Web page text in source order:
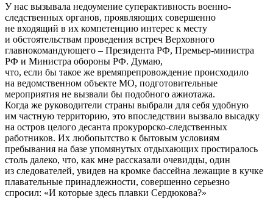
У нас вызывала недоумение суперактивность военно-
следственных органов, проявляющих совершенно
не входящий в их компетенцию интерес к месту
и обстоятельствам проведения встреч Верховного
главнокомандующего – Президента РФ, Премьер-министра
РФ и Министра обороны РФ. Думаю,
что, если бы такое же времяпрепровождение происходило
на ведомственном объекте МО, подготовительные
мероприятия не вызвали бы подобного ажиотажа.
Когда же руководители страны выбрали для себя удобную
им частную территорию, это впоследствии вызвало высадку
на остров целого десанта прокурорско-следственных
работников. Их любопытство к бытовым условиям
пребывания на базе упомянутых отдыхающих простиралось
столь далеко, что, как мне рассказали очевидцы, один
из следователей, увидев на кромке бассейна лежащие в кучке
плавательные принадлежности, совершенно серьезно
спросил: «И которые здесь плавки Сердюкова?»